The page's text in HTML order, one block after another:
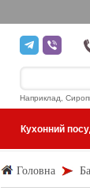
Наприклад,
Кухонний
Головна